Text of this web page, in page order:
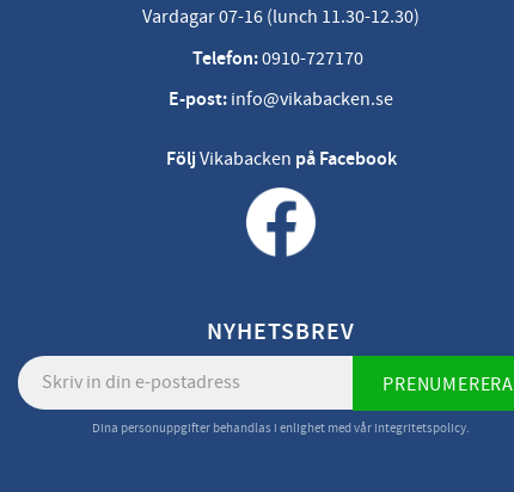
Vardagar 07-16 (lunch 11.30-12.30)
Telefon:0910-727170
E-post: info@vikabacken.se
FöljVikabacken på Facebook
NYHETSBREV
PRENUMERERA
Dina personuppgifter behandlas i enlighet med vår integritetspolicy.